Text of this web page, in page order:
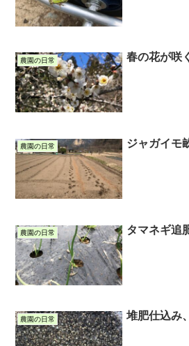
農園の日常 春の花が咲
農園の日常 ジャガイモ
農園の日常 タマネギ追
農園の日常 堆肥仕込み